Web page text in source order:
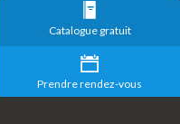
Catalogue gratuit
Prendre rendez-vous